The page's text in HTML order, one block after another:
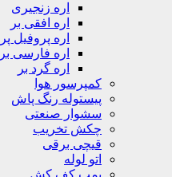
اره زنجیری
اره افقی بر
اره پروفیل پر
اره فارسی بر
اره گرد بر
کمپرسور هوا
پیستوله رنگ پاش
سشوار صنعتی
چکش تخریب
قیچی برقی
اتو لوله
پمپ کف کش